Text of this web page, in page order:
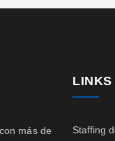
más de
LINKS
Staffing